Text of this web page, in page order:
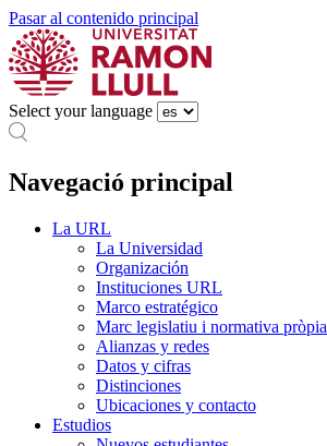
Pasar al contenido principal
Select your language
Navegació principal
La URL
La Universidad
Organización
Instituciones URL
Marco estratégico
Marc legislatiu i normativa pròpia
Alianzas y redes
Datos y cifras
Distinciones
Ubicaciones y contacto
Estudios